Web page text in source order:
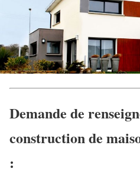
Demande de
construction de
: